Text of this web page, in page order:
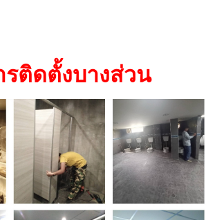
รติดตั้งบางส่วน